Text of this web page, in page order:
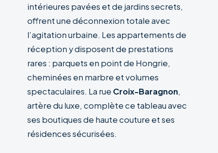
intérieures pavées et de jardins secrets,
offrent une déconnexion totale avec
l’agitation urbaine. Les appartements de
réception y disposent de prestations
rares : parquets en point de Hongrie,
cheminées en marbre et volumes
spectaculaires. La rue Croix-Baragnon,
artère du luxe, complète ce tableau avec
ses boutiques de haute couture et ses
résidences sécurisées.